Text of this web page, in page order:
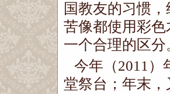
国教友的习惯
苦像都使用彩
一个合理的区分
今年（2011 ）
堂祭台；年末